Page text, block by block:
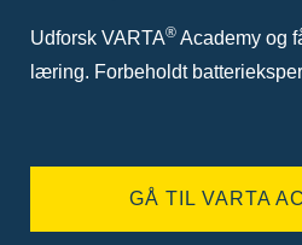
Udforsk VARTA® Academy og
læring. Forbeholdt
GÅ TIL VARTA